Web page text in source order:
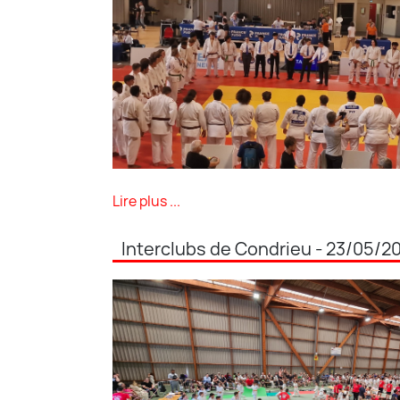
Lire plus ...
Interclubs de Condrieu - 23/05/